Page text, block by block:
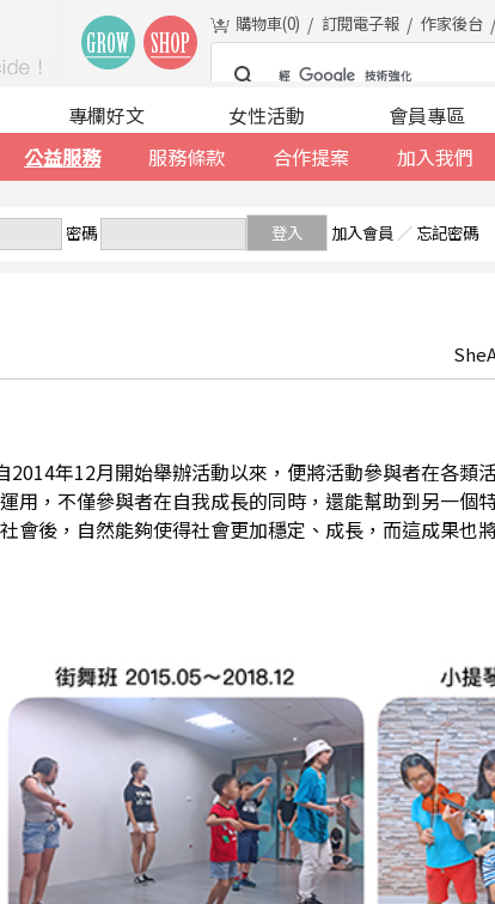
購物車(0) 訂閱電子報 作家後台
公益服務 服務條款 合作提案 加入我們
專欄好文 女性活動 會員專區
密碼 登入 加入會員 ／ 忘記密碼
年12月開始舉辦活動以來，便將活動參與者在各類
用，不僅參與者在自我成長的同時，還能幫助到另一個
會後，自然能夠使得社會更加穩定、成長，而這成果也